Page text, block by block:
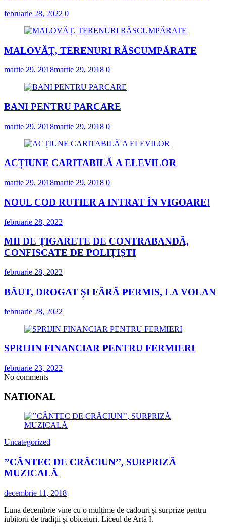
februarie 28, 2022 0
MALOVĂȚ, TERENURI RĂSCUMPĂRATE
martie 29, 2018martie 29, 2018 0
BANI PENTRU PARCARE
martie 29, 2018martie 29, 2018 0
ACȚIUNE CARITABILĂ A ELEVILOR
martie 29, 2018martie 29, 2018 0
NOUL COD RUTIER A INTRAT ÎN VIGOARE!
februarie 28, 2022
MII DE ȚIGARETE DE CONTRABANDĂ,
CONFISCATE DE POLIȚIȘTI
februarie 28, 2022
BĂUT, DROGAT ȘI FĂRĂ PERMIS, LA VOLAN
februarie 28, 2022
SPRIJIN FINANCIAR PENTRU FERMIERI
februarie 23, 2022
No comments
NATIONAL
Uncategorized
’’CÂNTEC DE CRĂCIUN’’, SURPRIZĂ
MUZICALĂ
decembrie 11, 2018
Luna decembrie vine cu o mulțime de cadouri și surprize pentru
iubitorii de tradiții și obiceiuri. Liceul de Artă I.